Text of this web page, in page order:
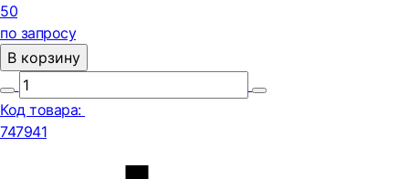
50
по запросу
В корзину
Код товара:
747941